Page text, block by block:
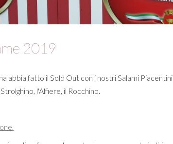
2019
abbia fatto il Sold Out con i nostri Salami
l'Alfiere, il Rocchino.